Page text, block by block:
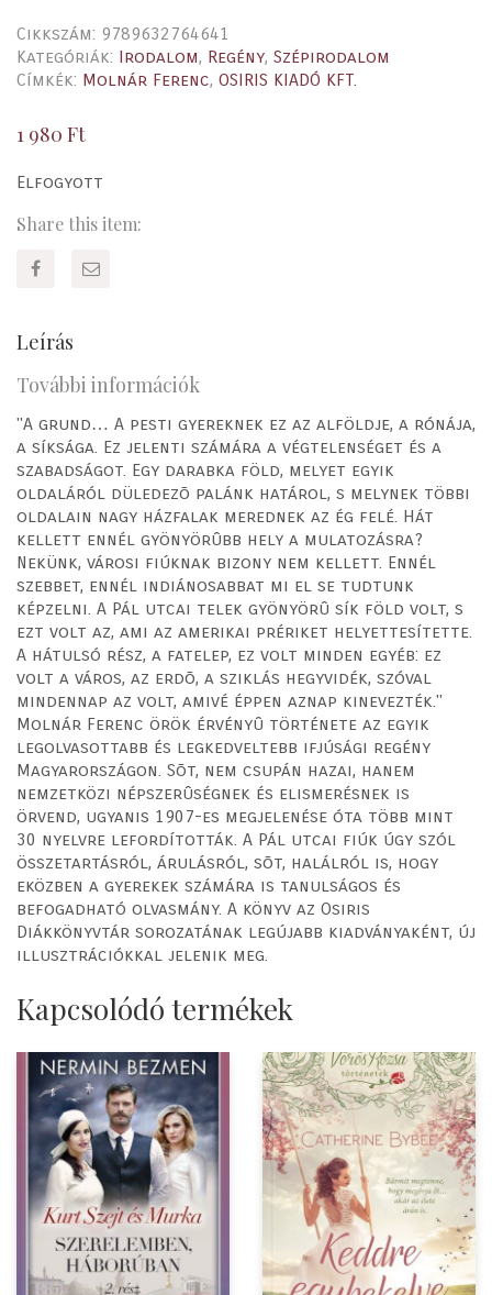
Cikkszám: 9789632764641
Kategóriák: Irodalom, Regény, Szépirodalom
Címkék: Molnár Ferenc, OSIRIS KIADÓ KFT.
1 980 Ft
Elfogyott
Share this item:
Leírás
További információk
"A grund… A pesti gyereknek ez az alföldje, a rónája,
a síksága. Ez jelenti számára a végtelenséget és a
szabadságot. Egy darabka föld, melyet egyik
oldaláról düledezõ palánk határol, s melynek többi
oldalain nagy házfalak merednek az ég felé. Hát
kellett ennél gyönyörûbb hely a mulatozásra?
Nekünk, városi fiúknak bizony nem kellett. Ennél
szebbet, ennél indiánosabbat mi el se tudtunk
képzelni. A Pál utcai telek gyönyörû sík föld volt, s
ezt volt az, ami az amerikai prériket helyettesítette.
A hátulsó rész, a fatelep, ez volt minden egyéb: ez
volt a város, az erdõ, a sziklás hegyvidék, szóval
mindennap az volt, amivé éppen aznap kinevezték."
Molnár Ferenc örök érvényû története az egyik
legolvasottabb és legkedveltebb ifjúsági regény
Magyarországon. Sõt, nem csupán hazai, hanem
nemzetközi népszerûségnek és elismerésnek is
örvend, ugyanis 1907-es megjelenése óta több mint
30 nyelvre lefordították. A Pál utcai fiúk úgy szól
összetartásról, árulásról, sõt, halálról is, hogy
eközben a gyerekek számára is tanulságos és
befogadható olvasmány. A könyv az Osiris
Diákkönyvtár sorozatának legújabb kiadványaként, új
illusztrációkkal jelenik meg.
Kapcsolódó termékek